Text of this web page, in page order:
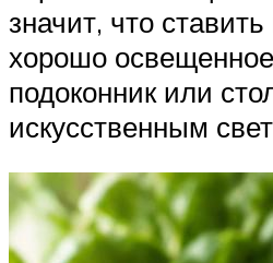
значит, что
хорошо
подоконник или
искусственным